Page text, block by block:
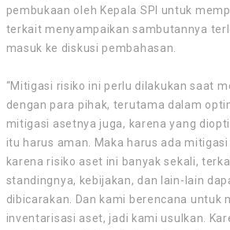
pembukaan oleh Kepala SPI untuk
terkait menyampaikan sambutannya
masuk ke diskusi pembahasan.
“Mitigasi risiko ini perlu dilakukan saat
dengan para pihak, terutama dalam
mitigasi asetnya juga, karena yang
itu harus aman. Maka harus ada
karena risiko aset ini banyak sekali,
standingnya, kebijakan, dan lain-lain
dibicarakan. Dan kami berencana untuk
inventarisasi aset, jadi kami usulkan.